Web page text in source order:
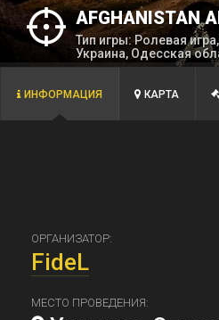
AFGHANISTAN
Тип игры: Ролевая
Украина, Одесская
ИНФОРМАЦИЯ КАРТА
ОРГАНИЗАТОР:
FidеL
МЕСТО ПРОВЕДЕНИЯ: